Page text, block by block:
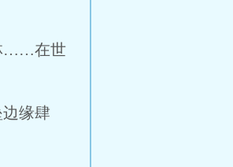
……在世
缘肆